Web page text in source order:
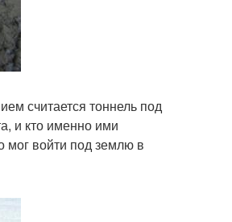
считается тоннель под
и кто именно ими
мог войти под землю в